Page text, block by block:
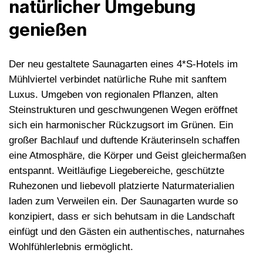
natürlicher Umgebung
genießen
Der neu gestaltete Saunagarten eines 4*S-Hotels im
Mühlviertel verbindet natürliche Ruhe mit sanftem
Luxus. Umgeben von regionalen Pflanzen, alten
Steinstrukturen und geschwungenen Wegen eröffnet
sich ein harmonischer Rückzugsort im Grünen. Ein
großer Bachlauf und duftende Kräuterinseln schaffen
eine Atmosphäre, die Körper und Geist gleichermaßen
entspannt. Weitläufige Liegebereiche, geschützte
Ruhezonen und liebevoll platzierte Naturmaterialien
laden zum Verweilen ein. Der Saunagarten wurde so
konzipiert, dass er sich behutsam in die Landschaft
einfügt und den Gästen ein authentisches, naturnahes
Wohlfühlerlebnis ermöglicht.